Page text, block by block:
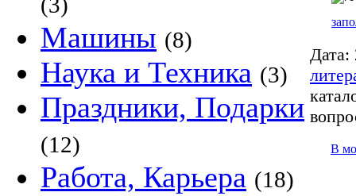
Машины (8)
Наука и Техника (3)
Праздники, Подарки
(12)
Работа, Карьера (18)
Дата:
В